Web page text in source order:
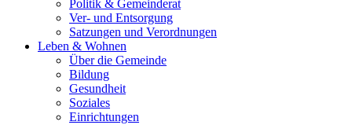
Politik & Gemeinderat
Ver- und Entsorgung
Satzungen und Verordnungen
Leben & Wohnen
Über die Gemeinde
Bildung
Gesundheit
Soziales
Einrichtungen